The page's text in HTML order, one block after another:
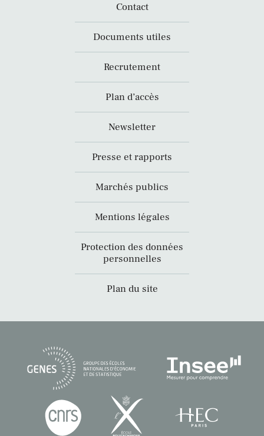
Contact
Documents utiles
Recrutement
Plan d’accès
Newsletter
Presse et rapports
Marchés publics
Mentions légales
Protection des données
personnelles
Plan du site